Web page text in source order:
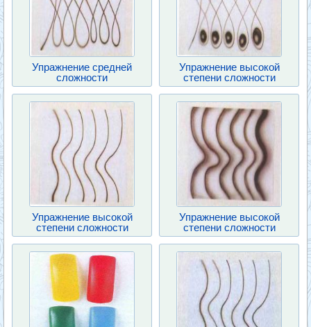
Упражнение средней
сложности
Упражнение высокой
степени сложности
Упражнение высокой
степени сложности
Упражнение высокой
степени сложности